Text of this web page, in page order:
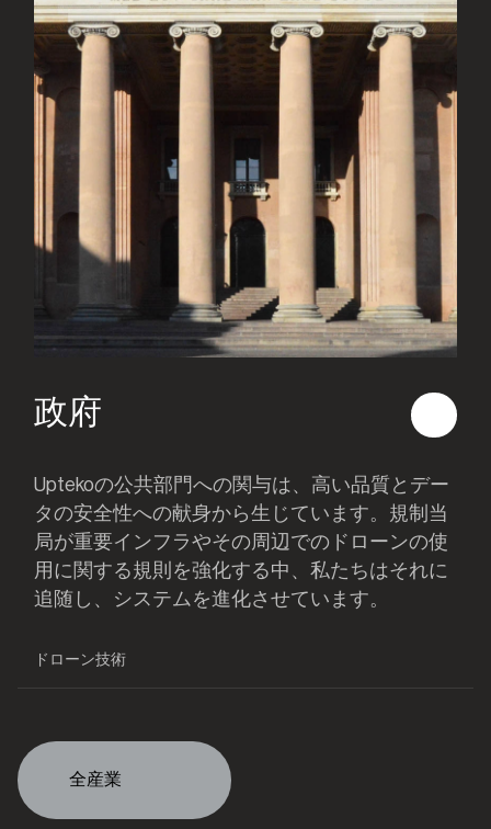
全産業
政府
Uptekoの公共部門への関与は、高い品質とデー
タの安全性への献身から生じています。規制当
局が重要インフラやその周辺でのドローンの使
用に関する規則を強化する中、私たちはそれに
追随し、システムを進化させています。
ドローン技術